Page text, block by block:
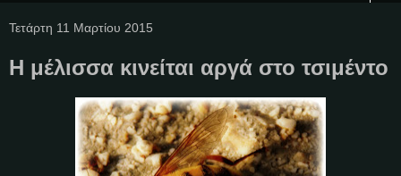
Τετάρτη 11 Μαρτίου 2015
Η μέλισσα κινείται αργά στο τσιμέντο